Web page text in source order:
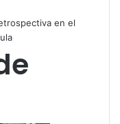
en el